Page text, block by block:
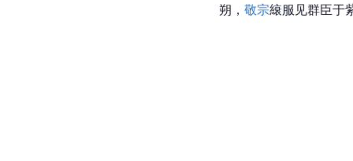
朔， 敬宗縗服见群臣于